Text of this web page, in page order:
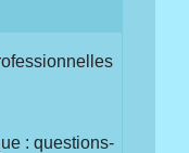
: questions-